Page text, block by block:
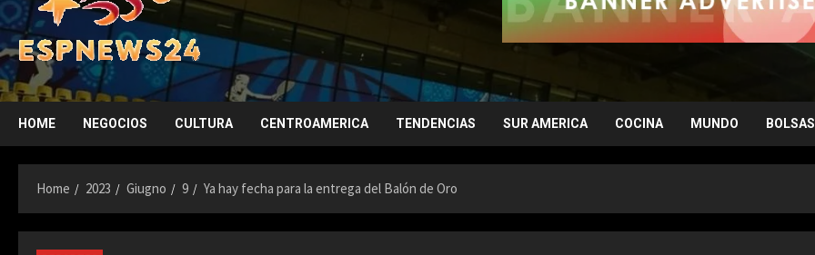
HOME NEGOCIOS CULTURA CENTROAMERICA TENDENCIAS SUR AMERICA COCINA MUNDO
Home 2023 Giugno 9 Ya hay fecha para la entrega del Balón de Oro